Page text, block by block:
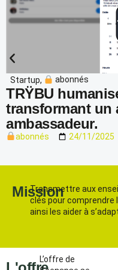
Startup, abonnés
TRŸBU
transformant un
ambassadeur.
abonnés 24/11/2025
Mission
Transmettre aux
clés pour comprendre
ainsi les aider à
L’offre de